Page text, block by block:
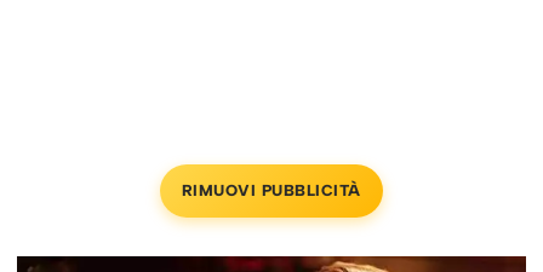
RIMUOVI PUBBLICITÀ